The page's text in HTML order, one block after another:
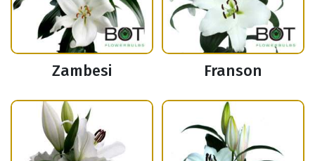
Zambesi Franson